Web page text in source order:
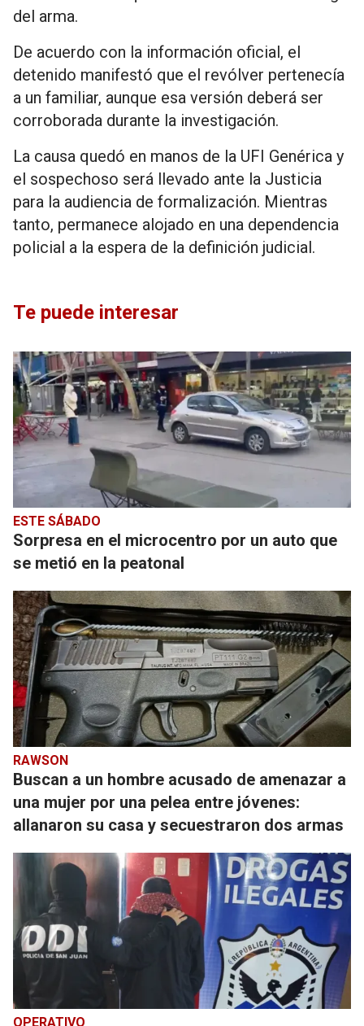
del arma.
De acuerdo con la información oficial, el
detenido manifestó que el revólver pertenecía
a un familiar, aunque esa versión deberá ser
corroborada durante la investigación.
La causa quedó en manos de la UFI Genérica y
el sospechoso será llevado ante la Justicia
para la audiencia de formalización. Mientras
tanto, permanece alojado en una dependencia
policial a la espera de la definición judicial.
Te puede interesar
ESTE SÁBADO
Sorpresa en el microcentro por un auto que
se metió en la peatonal
RAWSON
Buscan a un hombre acusado de amenazar a
una mujer por una pelea entre jóvenes:
allanaron su casa y secuestraron dos armas
OPERATIVO